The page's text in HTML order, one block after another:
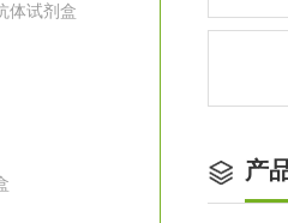
体试剂盒
产